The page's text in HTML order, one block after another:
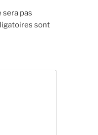
sera pas
sont